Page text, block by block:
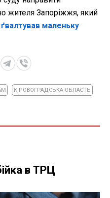
жителя Запоріжжя, який
ґвалтував маленьку
КІРОВОГРАДСЬКА ОБЛАСТЬ
в ТРЦ